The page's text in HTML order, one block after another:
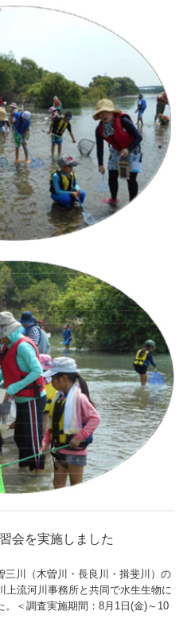
会を実施しました
三川（木曽川・長良川・揖斐川）の
上流河川事務所と共同で水生生物に
。＜調査実施期間：8月1日(金)～10